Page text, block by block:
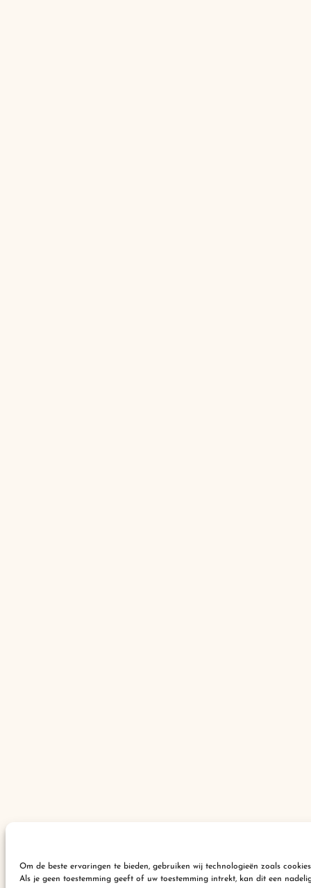
Om de beste ervaringen te bieden, gebruiken wij technologieën zoals
Als je geen toestemming geeft of uw toestemming intrekt, kan dit een